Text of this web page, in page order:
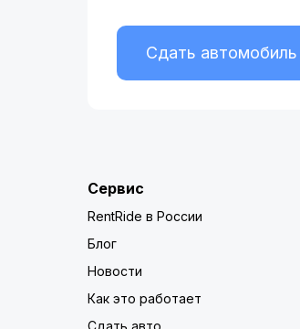
Сдать автомобиль
Сервис
RentRide в России
Блог
Новости
Как это работает
Сдать авто